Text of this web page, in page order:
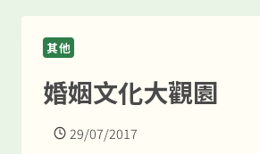
其他
婚姻文化大觀園
29/07/2017